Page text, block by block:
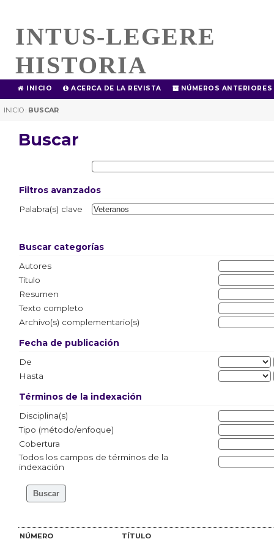
INTUS-LEGERE
HISTORIA
INICIO ACERCA DE LA REVISTA NÚMEROS ANTERIORES
INICIO | BUSCAR
Buscar
Filtros avanzados
Palabra(s) clave
Buscar categorías
Autores
Título
Resumen
Texto completo
Archivo(s) complementario(s)
Fecha de publicación
De
Hasta
Términos de la indexación
Disciplina(s)
Tipo (método/enfoque)
Cobertura
Todos los campos de términos de la
indexación
NÚMERO TÍTULO